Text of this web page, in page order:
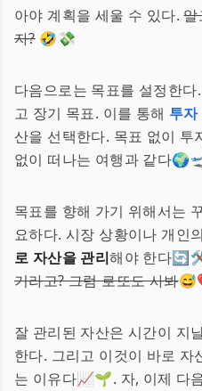
아야 계획을 세울 수 있다.알
자?🤣💸
다음으로는 목표를 설정한
고 장기 목표. 이를 통해 투
산을 선택한다. 목표 없이 투
없이 떠나는 여행과 같다
목표를 향해 가기 위해서는
요하다. 시장 상황이나 개인
로 자산을 관리해야 한다
거라고? 그럼 로또도 사봐
잘 관리된 자산은 시간이 지
한다. 그리고 이것이 바로 자
는 이유다📈🌱. 자, 이제 다